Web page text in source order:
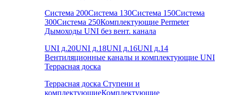
Система 200Система 130Система 150Система
300Система 250Комплектующие Permeter
Дымоходы UNI без вент. канала
UNI д.20UNI д.18UNI д.16UNI д.14
Вентиляционные каналы и комплектующие UNI
Террасная доска
Террасная доска Ступени и
комплектующиеКомплектующие